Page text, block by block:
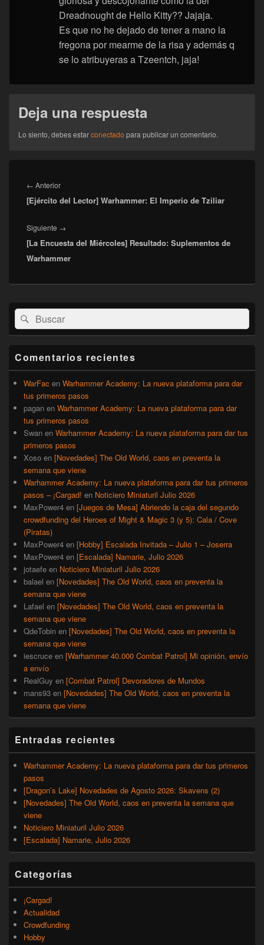
Dreadnought de Hello Kitty?? Jajaja.
Es que no he dejado de tener a mano la
fregona por mearme de la risa y además q
se lo atribuyeras a Tzeentch, jaja!
Deja una respuesta
Lo siento, debes estarconectado para publicar un comentario.
de
entradas
← AnteriorEntrada
anterior:
[Ejército del Lector] Warhammer: El Imperio de Tziliar
Siguiente →
siguiente:
[La Encuesta del Miércoles] Resultado: Suplementos de
Warhammer
El
área
de
lateral
primaria
Buscar
por:
Buscar
Comentarios recientes
WarFac en Warhammer Academy: La nueva plataforma para dar
tus primeros pasos
pagan en Warhammer Academy: La nueva plataforma para dar
tus primeros pasos
Swan en Warhammer Academy: La nueva plataforma para dar tus
primeros pasos
Xoso en [Novedades] The Old World, caos en preventa la
semana que viene
Warhammer Academy: La nueva plataforma para dar tus primeros
pasos – ¡Cargad! en Noticiero Miniaturil Julio 2026
MaxPower4 en [Juegos de Mesa] Abriendo la caja del segundo
crowdfunding del Heroes of Might & Magic 3 (y 5): Cala / Cove
(Piratas)
MaxPower4 en [Hobby] Escalada Invitada – Julio 1 – Joserra
MaxPower4 en [Escalada] Namarie, Julio 2026
jotaefe en Noticiero Miniaturil Julio 2026
balael en [Novedades] The Old World, caos en preventa la
semana que viene
Lafael en [Novedades] The Old World, caos en preventa la
semana que viene
QdeTobin en [Novedades] The Old World, caos en preventa la
semana que viene
iescruce en [Warhammer 40.000 Combat Patrol] Mi opinión, envío
a envío
RealGuy en [Combat Patrol] Devoradores de Mundos
mans93 en [Novedades] The Old World, caos en preventa la
semana que viene
Entradas recientes
Warhammer Academy: La nueva plataforma para dar tus primeros
pasos
[Dragon’s Lake] Novedades de Agosto 2026: Skavens (2)
[Novedades] The Old World, caos en preventa la semana que
viene
Noticiero Miniaturil Julio 2026
[Escalada] Namarie, Julio 2026
Categorías
¡Cargad!
Actualidad
Crowdfunding
Hobby